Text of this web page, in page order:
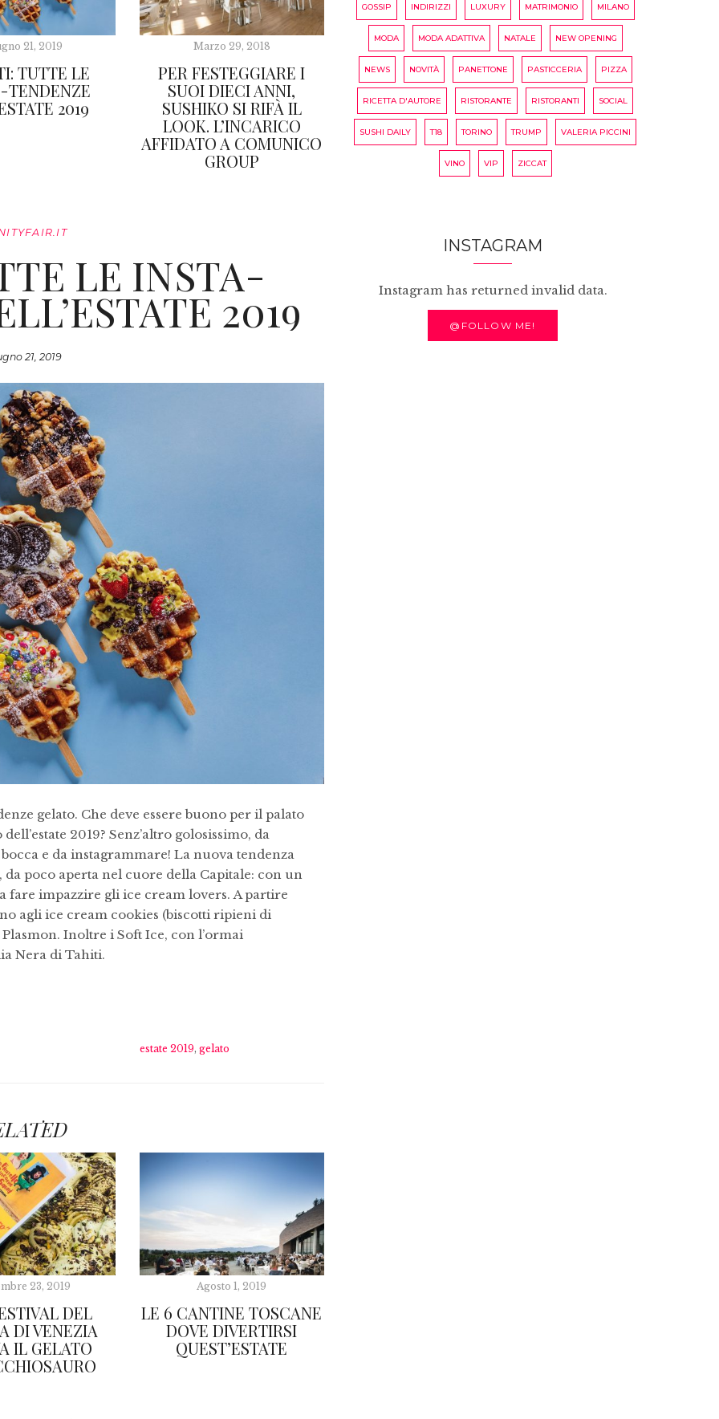
21, 2019
TUTTE LE
TENDENZE
2019
Marzo 29, 2018
PER FESTEGGIARE I
SUOI DIECI ANNI,
SUSHIKO SI RIFÀ IL
LOOK. L’INCARICO
AFFIDATO A COMUNICO
GROUP
LE INSTA-
2019
21, 2019
gelato. Che deve essere buono per il palato
2019? Senz’altro golosissimo, da
e da instagrammare! La nuova tendenza
poco aperta nel cuore della Capitale: con un
fare impazzire gli ice cream lovers. A partire
agli ice cream cookies (biscotti ripieni di
Inoltre i Soft Ice, con l’ormai
Nera di Tahiti.
estate 2019, gelato
23, 2019
DEL
DI VENEZIA
IL GELATO
Agosto 1, 2019
LE 6 CANTINE TOSCANE
DOVE DIVERTIRSI
QUEST’ESTATE
GOSSIP INDIRIZZI LUXURY MATRIMONIO MILANO
MODA MODA ADATTIVA NATALE NEW OPENING
NEWS NOVITÀ PANETTONE PASTICCERIA PIZZA
RICETTA D'AUTORE RISTORANTE RISTORANTI SOCIAL
SUSHI DAILY T18 TORINO TRUMP VALERIA PICCINI
VINO VIP ZICCAT
INSTAGRAM
Instagram has returned invalid data.
@FOLLOW ME!